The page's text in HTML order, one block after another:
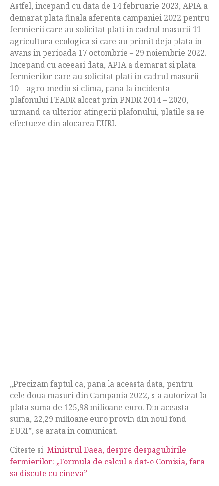
Astfel, incepand cu data de 14 februarie 2023, APIA a
demarat plata finala aferenta campaniei 2022 pentru
fermierii care au solicitat plati in cadrul masurii 11 –
agricultura ecologica si care au primit deja plata in
avans in perioada 17 octombrie – 29 noiembrie 2022.
Incepand cu aceeasi data, APIA a demarat si plata
fermierilor care au solicitat plati in cadrul masurii
10 – agro-mediu si clima, pana la incidenta
plafonului FEADR alocat prin PNDR 2014 – 2020,
urmand ca ulterior atingerii plafonului, platile sa se
efectueze din alocarea EURI.
„Precizam faptul ca, pana la aceasta data, pentru
cele doua masuri din Campania 2022, s-a autorizat la
plata suma de 125,98 milioane euro. Din aceasta
suma, 22,29 milioane euro provin din noul fond
EURI”, se arata in comunicat.
Citeste si: Ministrul Daea, despre despagubirile
fermierilor: „Formula de calcul a dat-o Comisia, fara
sa discute cu cineva”